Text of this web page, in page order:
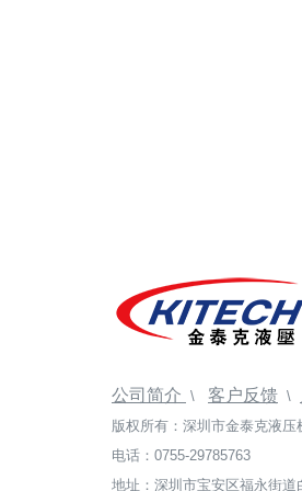
公司简介 \ 客户反馈 \
版权所有：深圳市金泰克液压
电话：0755-29785763
地址：深圳市宝安区福永街